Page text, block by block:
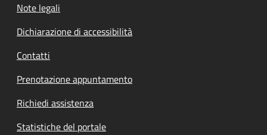
Note legali
Dichiarazione di accessibilità
Contatti
Prenotazione appuntamento
Richiedi assistenza
Statistiche del portale